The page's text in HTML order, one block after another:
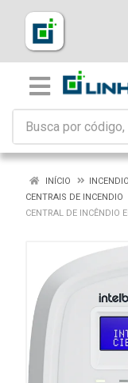
INÍCIO
CENTRAIS DE INCENDIO
CENTRAL DE INCÊNDIO